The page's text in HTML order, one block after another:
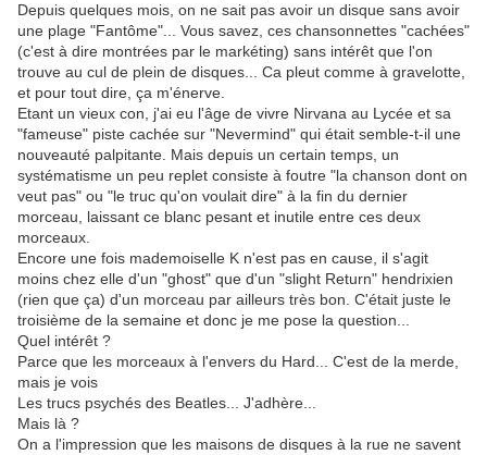
Depuis quelques mois, on ne sait pas avoir un disque sans avoir
une plage "Fantôme"... Vous savez, ces chansonnettes "cachées"
(c'est à dire montrées par le markéting) sans intérêt que l'on
trouve au cul de plein de disques... Ca pleut comme à gravelotte,
et pour tout dire, ça m'énerve.
Etant un vieux con, j'ai eu l'âge de vivre Nirvana au Lycée et sa
"fameuse" piste cachée sur "Nevermind" qui était semble-t-il une
nouveauté palpitante. Mais depuis un certain temps, un
systématisme un peu replet consiste à foutre "la chanson dont on
veut pas" ou "le truc qu'on voulait dire" à la fin du dernier
morceau, laissant ce blanc pesant et inutile entre ces deux
morceaux.
Encore une fois mademoiselle K n'est pas en cause, il s'agit
moins chez elle d'un "ghost" que d'un "slight Return" hendrixien
(rien que ça) d'un morceau par ailleurs très bon. C'était juste le
troisième de la semaine et donc je me pose la question...
Quel intérêt ?
Parce que les morceaux à l'envers du Hard... C'est de la merde,
mais je vois
Les trucs psychés des Beatles... J'adhère...
Mais là ?
On a l'impression que les maisons de disques à la rue ne savent